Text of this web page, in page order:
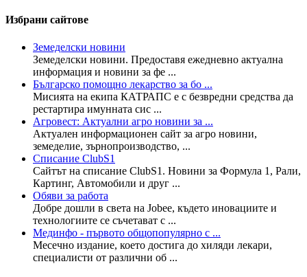
Избрани сайтове
Земеделски новини
Земеделски новини. Предоставя ежедневно актуална
информация и новини за фе ...
Българско помощно лекарство за бо ...
Мисията на екипа КАТРАПС е с безвредни средства да
рестартира имунната сис ...
Агровест: Актуални агро новини за ...
Актуален информационен сайт за агро новини,
земеделие, зърнопроизводство, ...
Списание ClubS1
Сайтът на списание ClubS1. Новини за Формула 1, Рали,
Картинг, Автомобили и друг ...
Обяви за работа
Добре дошли в света на Jobee, където иновациите и
технологиите се съчетават с ...
Мединфо - първото общопопулярно с ...
Месечно издание, което достига до хиляди лекари,
специалисти от различни об ...